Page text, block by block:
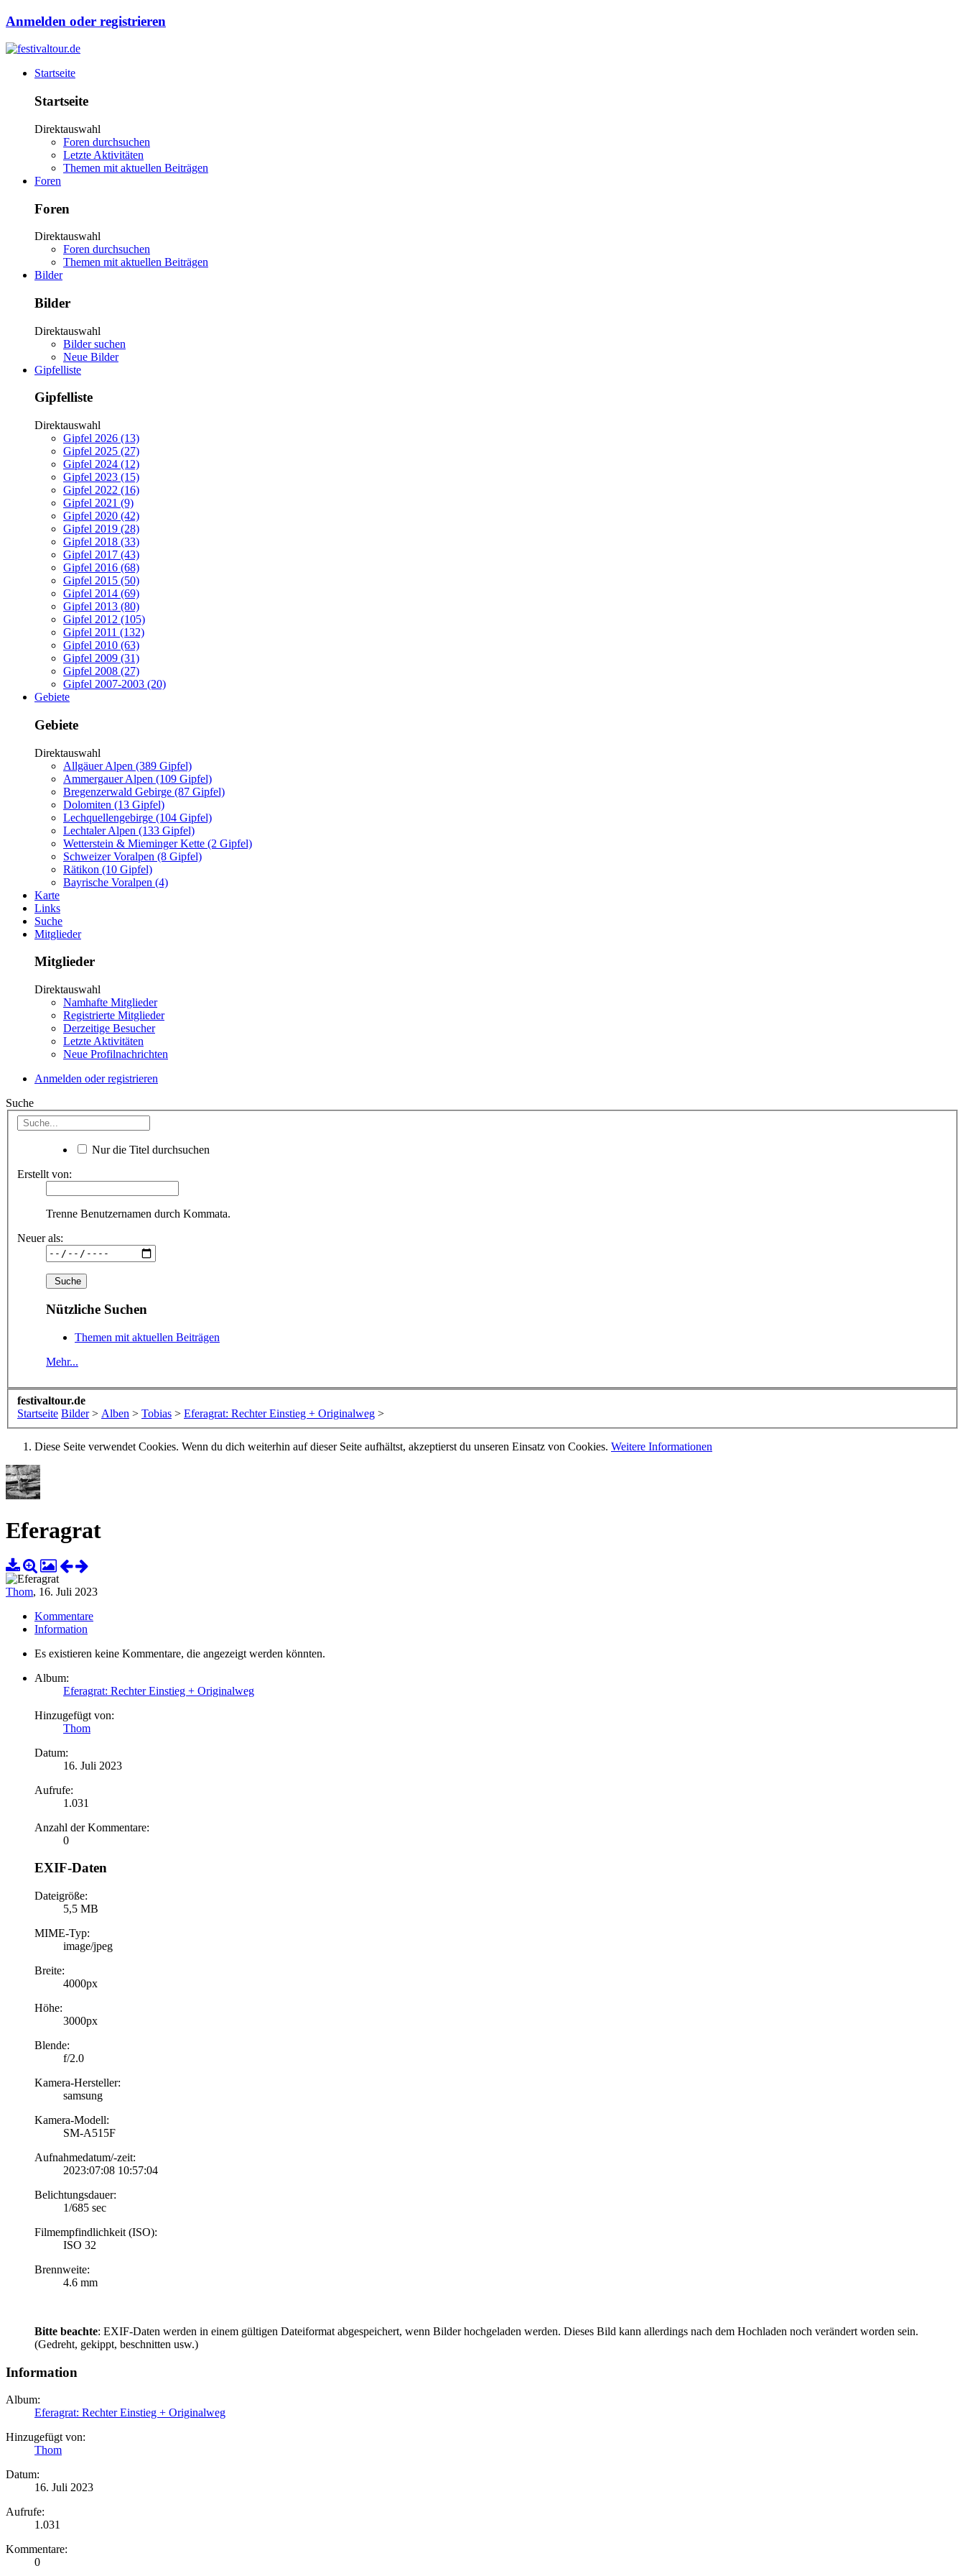
Anmelden oder registrieren
Startseite
Startseite
Direktauswahl
Foren durchsuchen
Letzte Aktivitäten
Themen mit aktuellen Beiträgen
Foren
Foren
Direktauswahl
Foren durchsuchen
Themen mit aktuellen Beiträgen
Bilder
Bilder
Direktauswahl
Bilder suchen
Neue Bilder
Gipfelliste
Gipfelliste
Direktauswahl
Gipfel 2026 (13)
Gipfel 2025 (27)
Gipfel 2024 (12)
Gipfel 2023 (15)
Gipfel 2022 (16)
Gipfel 2021 (9)
Gipfel 2020 (42)
Gipfel 2019 (28)
Gipfel 2018 (33)
Gipfel 2017 (43)
Gipfel 2016 (68)
Gipfel 2015 (50)
Gipfel 2014 (69)
Gipfel 2013 (80)
Gipfel 2012 (105)
Gipfel 2011 (132)
Gipfel 2010 (63)
Gipfel 2009 (31)
Gipfel 2008 (27)
Gipfel 2007-2003 (20)
Gebiete
Gebiete
Direktauswahl
Allgäuer Alpen (389 Gipfel)
Ammergauer Alpen (109 Gipfel)
Bregenzerwald Gebirge (87 Gipfel)
Dolomiten (13 Gipfel)
Lechquellengebirge (104 Gipfel)
Lechtaler Alpen (133 Gipfel)
Wetterstein & Mieminger Kette (2 Gipfel)
Schweizer Voralpen (8 Gipfel)
Rätikon (10 Gipfel)
Bayrische Voralpen (4)
Karte
Links
Suche
Mitglieder
Mitglieder
Direktauswahl
Namhafte Mitglieder
Registrierte Mitglieder
Derzeitige Besucher
Letzte Aktivitäten
Neue Profilnachrichten
Anmelden oder registrieren
Suche
Nur die Titel durchsuchen
Erstellt von:
Trenne Benutzernamen durch Kommata.
Neuer als:
Nützliche Suchen
Themen mit aktuellen Beiträgen
Mehr...
festivaltour.de
Startseite Bilder > Alben > Tobias > Eferagrat: Rechter Einstieg + Originalweg >
Diese Seite verwendet Cookies. Wenn du dich weiterhin auf dieser Seite aufhältst, akzeptierst du unseren Einsatz von Cookies. Weitere Informationen
Eferagrat
Thom, 16. Juli 2023
Kommentare
Information
Es existieren keine Kommentare, die angezeigt werden könnten.
Album:
Eferagrat: Rechter Einstieg + Originalweg
Hinzugefügt von:
Thom
Datum:
16. Juli 2023
Aufrufe:
1.031
Anzahl der Kommentare:
0
EXIF-Daten
Dateigröße:
5,5 MB
MIME-Typ:
image/jpeg
Breite:
4000px
Höhe:
3000px
Blende:
f/2.0
Kamera-Hersteller:
samsung
Kamera-Modell:
SM-A515F
Aufnahmedatum/-zeit:
2023:07:08 10:57:04
Belichtungsdauer:
1/685 sec
Filmempfindlichkeit (ISO):
ISO 32
Brennweite:
4.6 mm
Bitte beachte: EXIF-Daten werden in einem gültigen Dateiformat abgespeichert, wenn Bilder hochgeladen werden. Dieses Bild kann allerdings nach dem Hochladen noch verändert worden sein.
(Gedreht, gekippt, beschnitten usw.)
Information
Album:
Eferagrat: Rechter Einstieg + Originalweg
Hinzugefügt von:
Thom
Datum:
16. Juli 2023
Aufrufe:
1.031
Kommentare:
0